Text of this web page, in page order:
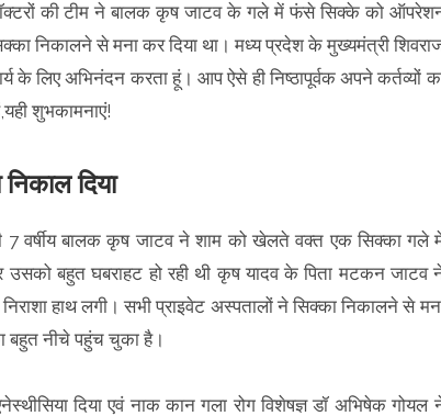
डॉक्टरों की टीम ने बालक कृष जाटव के गले में फंसे सिक्के को
निकालने से मना कर दिया था। मध्य प्रदेश के मुख्यमंत्री
लिए अभिनंदन करता हूं। आप ऐसे ही निष्ठापूर्वक अपने कर्तव्यों
शुभकामनाएं!
दिया
7 वर्षीय बालक कृष जाटव ने शाम को खेलते वक्त एक सिक्का गले
उसको बहुत घबराहट हो रही थी कृष यादव के पिता मटकन जाटव
हाथ लगी। सभी प्राइवेट अस्पतालों ने सिक्का निकालने से
बहुत नीचे पहुंच चुका है।
दिया एवं नाक कान गला रोग विशेषज्ञ डॉ अभिषेक गोयल